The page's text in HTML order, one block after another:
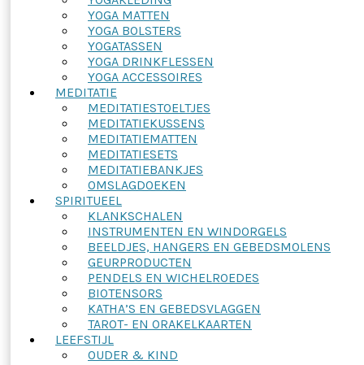
YOGA MATTEN
YOGA BOLSTERS
YOGATASSEN
YOGA DRINKFLESSEN
YOGA ACCESSOIRES
MEDITATIE
MEDITATIESTOELTJES
MEDITATIEKUSSENS
MEDITATIEMATTEN
MEDITATIESETS
MEDITATIEBANKJES
OMSLAGDOEKEN
SPIRITUEEL
KLANKSCHALEN
INSTRUMENTEN EN WINDORGELS
BEELDJES, HANGERS EN GEBEDSMOLENS
GEURPRODUCTEN
PENDELS EN WICHELROEDES
BIOTENSORS
KATHA’S EN GEBEDSVLAGGEN
TAROT- EN ORAKELKAARTEN
LEEFSTIJL
OUDER & KIND